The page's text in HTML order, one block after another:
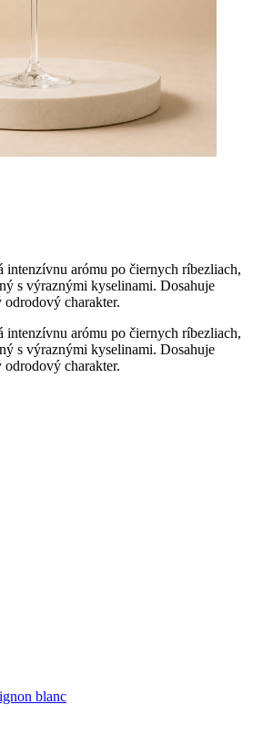
intenzívnu arómu po čiernych ríbezliach,
s výraznými kyselinami. Dosahuje
charakter.
intenzívnu arómu po čiernych ríbezliach,
s výraznými kyselinami. Dosahuje
charakter.
blanc